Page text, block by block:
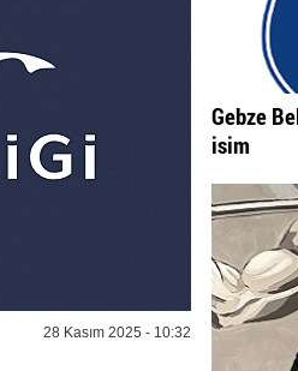
28 Kasım 2025 - 10:32
Gebze
isim